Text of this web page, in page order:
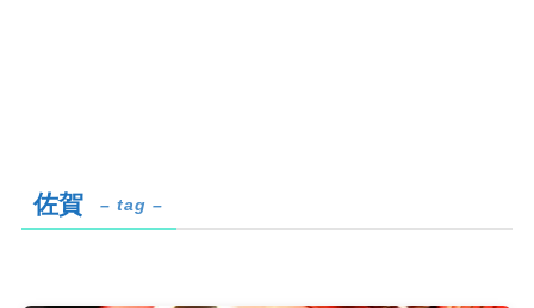
佐賀 – tag –